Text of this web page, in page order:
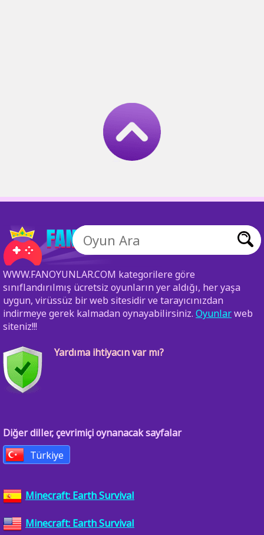
WWW.FANOYUNLAR.COM kategorilere göre
sınıflandırılmış ücretsiz oyunların yer aldığı, her yaşa
uygun, virüssüz bir web sitesidir ve tarayıcınızdan
indirmeye gerek kalmadan oynayabilirsiniz. Oyunlarweb
siteniz!!!
Yardıma ihtiyacın var mı?
Diğer diller, çevrimiçi oynanacak sayfalar
Türkiye
Minecraft: Earth Survival
Minecraft: Earth Survival